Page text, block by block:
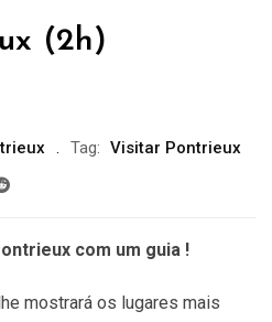
(2h)
Tag: Visitar Pontrieux
com um guia !
mostrará os lugares mais